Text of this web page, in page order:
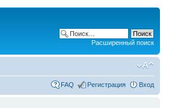
Расширенный поиск
FAQ Регистрация Вход